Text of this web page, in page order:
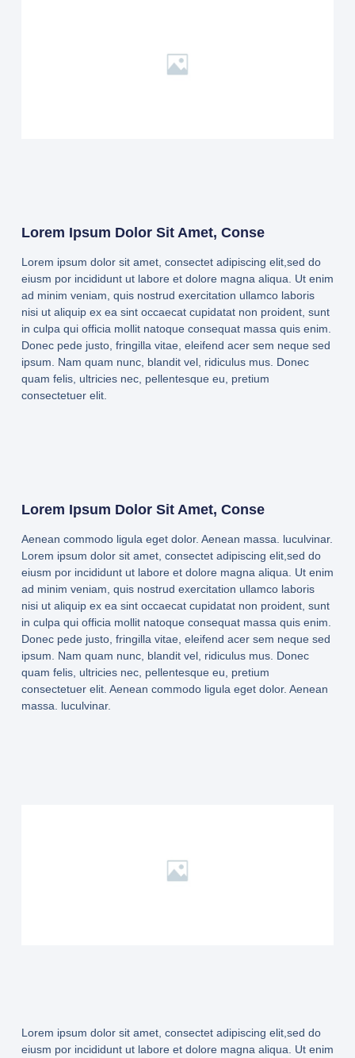
Lorem Ipsum Dolor Sit Amet, Conse
Lorem ipsum dolor sit amet, consectet adipiscing elit,sed do
eiusm por incididunt ut labore et dolore magna aliqua. Ut enim
ad minim veniam, quis nostrud exercitation ullamco laboris
nisi ut aliquip ex ea sint occaecat cupidatat non proident, sunt
in culpa qui officia mollit natoque consequat massa quis enim.
Donec pede justo, fringilla vitae, eleifend acer sem neque sed
ipsum. Nam quam nunc, blandit vel, ridiculus mus. Donec
quam felis, ultricies nec, pellentesque eu, pretium
consectetuer elit.
Lorem Ipsum Dolor Sit Amet, Conse
Aenean commodo ligula eget dolor. Aenean massa. luculvinar.
Lorem ipsum dolor sit amet, consectet adipiscing elit,sed do
eiusm por incididunt ut labore et dolore magna aliqua. Ut enim
ad minim veniam, quis nostrud exercitation ullamco laboris
nisi ut aliquip ex ea sint occaecat cupidatat non proident, sunt
in culpa qui officia mollit natoque consequat massa quis enim.
Donec pede justo, fringilla vitae, eleifend acer sem neque sed
ipsum. Nam quam nunc, blandit vel, ridiculus mus. Donec
quam felis, ultricies nec, pellentesque eu, pretium
consectetuer elit. Aenean commodo ligula eget dolor. Aenean
massa. luculvinar.
Lorem ipsum dolor sit amet, consectet adipiscing elit,sed do
eiusm por incididunt ut labore et dolore magna aliqua. Ut enim